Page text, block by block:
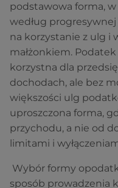
podstawowa forma,
według
na korzystanie z ulg i
małżonkiem. Podatek
korzystna dla
dochodach, ale bez
większości ulg
uproszczona forma,
przychodu, a nie od
limitami i
Wybór formy
sposób prowadzenia